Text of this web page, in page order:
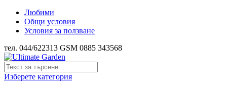
Любими
Общи условия
Условия за ползване
тел. 044/622313 GSM 0885 343568
Изберете категория